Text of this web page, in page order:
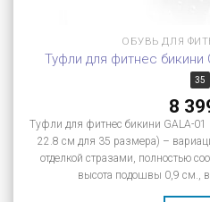
ОБУВЬ ДЛЯ
Туфли для фитнес бикини
35
8
Туфли для фитнес бикини GALA-
22.8 см для 35 размера) –
отделкой стразами, полностью
высота подошвы 0,9 см.,